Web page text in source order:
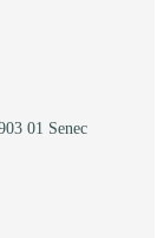
01 Senec